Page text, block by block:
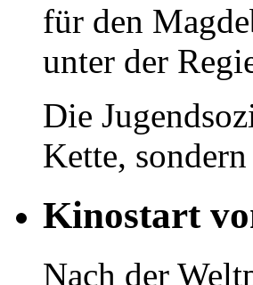
für den
unter der
Die
Kette,
Kinostart
Nach der